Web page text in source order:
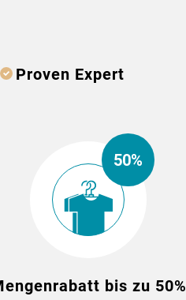
Proven Expert
50%
bis zu 50%